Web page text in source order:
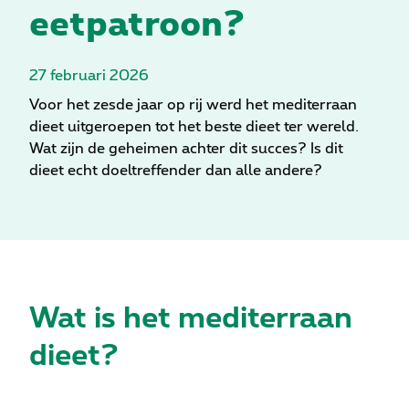
eetpatroon?
27 februari 2026
Voor het zesde jaar op rij werd het mediterraan
dieet uitgeroepen tot het beste dieet ter wereld.
Wat zijn de geheimen achter dit succes? Is dit
dieet echt doeltreffender dan alle andere?
Wat is het mediterraan
dieet?